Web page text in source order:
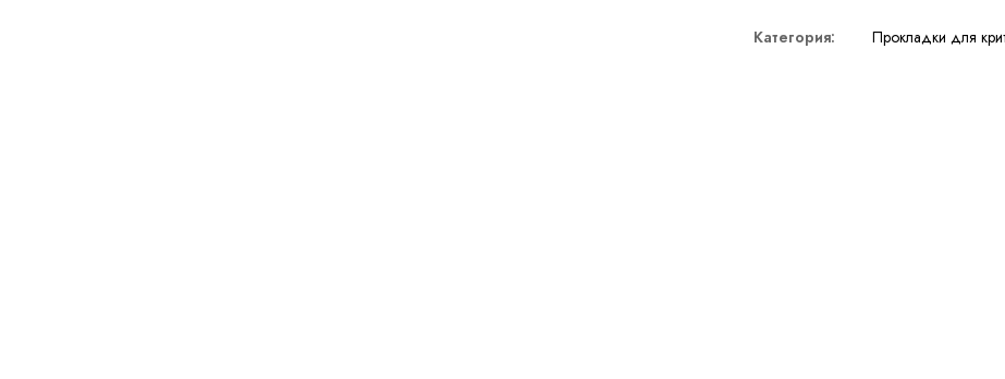
Категория: Прокладки для